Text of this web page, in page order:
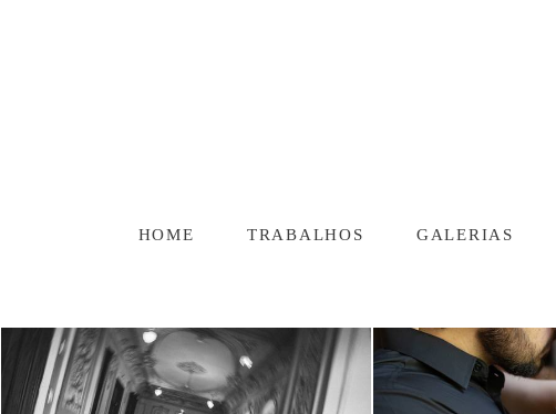
HOME TRABALHOS GALERIAS